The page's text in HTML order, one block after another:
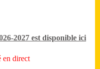
2027 est disponible ici
en direct